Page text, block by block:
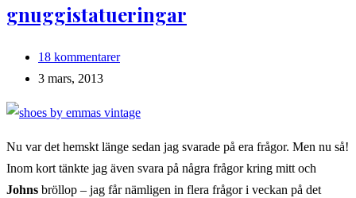
gnuggistatueringar
Kommentarer
på
18 kommentarer
Inlägget
3 mars, 2013
Nu var det hemskt länge sedan jag svarade på era frågor. Men nu så!
Inom kort tänkte jag även svara på några frågor kring mitt och
Johns bröllop – jag får nämligen in flera frågor i veckan på det